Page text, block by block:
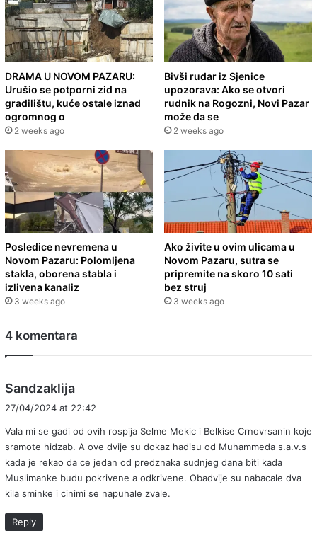
DRAMA U NOVOM PAZARU:
Urušio se potporni zid na
gradilištu, kuće ostale iznad
ogromnog o
2 weeks ago
Bivši rudar iz Sjenice
upozorava: Ako se otvori
rudnik na Rogozni, Novi Pazar
može da se
2 weeks ago
Posledice nevremena u
Novom Pazaru: Polomljena
stakla, oborena stabla i
izlivena kanaliz
3 weeks ago
Ako živite u ovim ulicama u
Novom Pazaru, sutra se
pripremite na skoro 10 sati
bez struj
3 weeks ago
4 komentara
Sandzaklija
a
s
27/04/2024 at 22:42
Vala mi se gadi od ovih rospija Selme Mekic i Belkise Crnovrsanin koje
sramote hidzab. A ove dvije su dokaz hadisu od Muhammeda s.a.v.s
kada je rekao da ce jedan od predznaka sudnjeg dana biti kada
Muslimanke budu pokrivene a odkrivene. Obadvije su nabacale dva
kila sminke i cinimi se napuhale zvale.
Reply